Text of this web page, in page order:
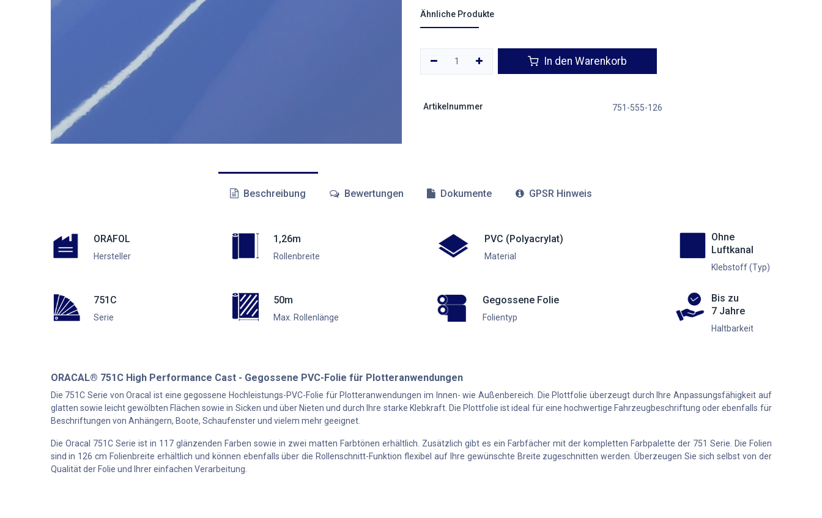
Ähnliche Produkte
In den Warenkorb
Artikelnummer 751-555-126
Beschreibung Bewertungen Dokumente GPSR Hinweis
ORAFOL
Hersteller
751C
Serie
1,26m
Rollenbreite
50m
Max. Rollenlänge
PVC (Polyacrylat)
Material
Gegossene Folie
Folientyp
Ohne
Luftkanal
Klebstoff (Typ)
Bis zu
7 Jahre
Haltbarkeit
ORACAL® 751C High Performance Cast - Gegossene PVC-Folie für Plotteranwendungen
Die 751C Serie von Oracal ist eine gegossene Hochleistungs-PVC-Folie für Plotteranwendungen im Innen- wie Außenbereich. Die Plottfolie überzeugt durch Ihre Anpassungsfähigkeit auf
glatten sowie leicht gewölbten Flächen sowie in Sicken und über Nieten und durch Ihre starke Klebkraft. Die Plottfolie ist ideal für eine hochwertige Fahrzeugbeschriftung oder ebenfalls für
Beschriftungen von Anhängern, Boote, Schaufenster und vielem mehr geeignet.
Die Oracal 751C Serie ist in 117 glänzenden Farben sowie in zwei matten Farbtönen erhältlich. Zusätzlich gibt es ein Farbfächer mit der kompletten Farbpalette der 751 Serie. Die Folien
sind in 126 cm Folienbreite erhältlich und können ebenfalls über die Rollenschnitt-Funktion flexibel auf Ihre gewünschte Breite zugeschnitten werden. Überzeugen Sie sich selbst von der
Qualität der Folie und Ihrer einfachen Verarbeitung.